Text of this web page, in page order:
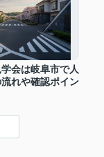
会は岐阜市で人
れや確認ポイン